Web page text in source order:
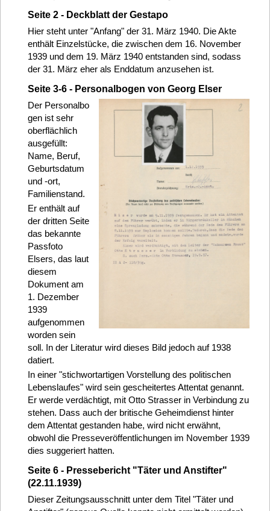
Seite 2 - Deckblatt der Gestapo
Hier steht unter "Anfang" der 31. März 1940. Die Akte
enthält Einzelstücke, die zwischen dem 16. November
1939 und dem 19. März 1940 entstanden sind, sodass
der 31. März eher als Enddatum anzusehen ist.
Seite 3-6 - Personalbogen von Georg Elser
Der Personalbo
gen ist sehr
oberflächlich
ausgefüllt:
Name, Beruf,
Geburtsdatum
und -ort,
Familienstand.
Er enthält auf
der dritten Seite
das bekannte
Passfoto
Elsers, das laut
diesem
Dokument am
1. Dezember
1939
aufgenommen
worden sein
soll. In der Literatur wird dieses Bild jedoch auf 1938
datiert.
In einer "stichwortartigen Vorstellung des politischen
Lebenslaufes" wird sein gescheitertes Attentat genannt.
Er werde verdächtigt, mit Otto Strasser in Verbindung zu
stehen. Dass auch der britische Geheimdienst hinter
dem Attentat gestanden habe, wird nicht erwähnt,
obwohl die Presseveröffentlichungen im November 1939
dies suggeriert hatten.
Seite 6 - Pressebericht "Täter und Anstifter"
(22.11.1939)
Dieser Zeitungsausschnitt unter dem Titel "Täter und